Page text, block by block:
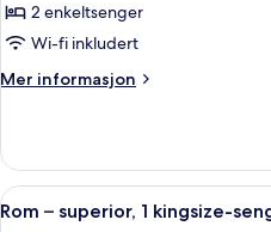
2 enkeltsenger
Wi-fi inkludert
Mer informasjon
Mer
Åpne
alle
8
Rom – superior, 1 kingsize-